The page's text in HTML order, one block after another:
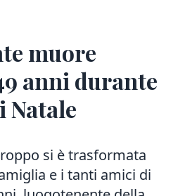
muore
anni durante
si è trasformata
e i tanti amici di